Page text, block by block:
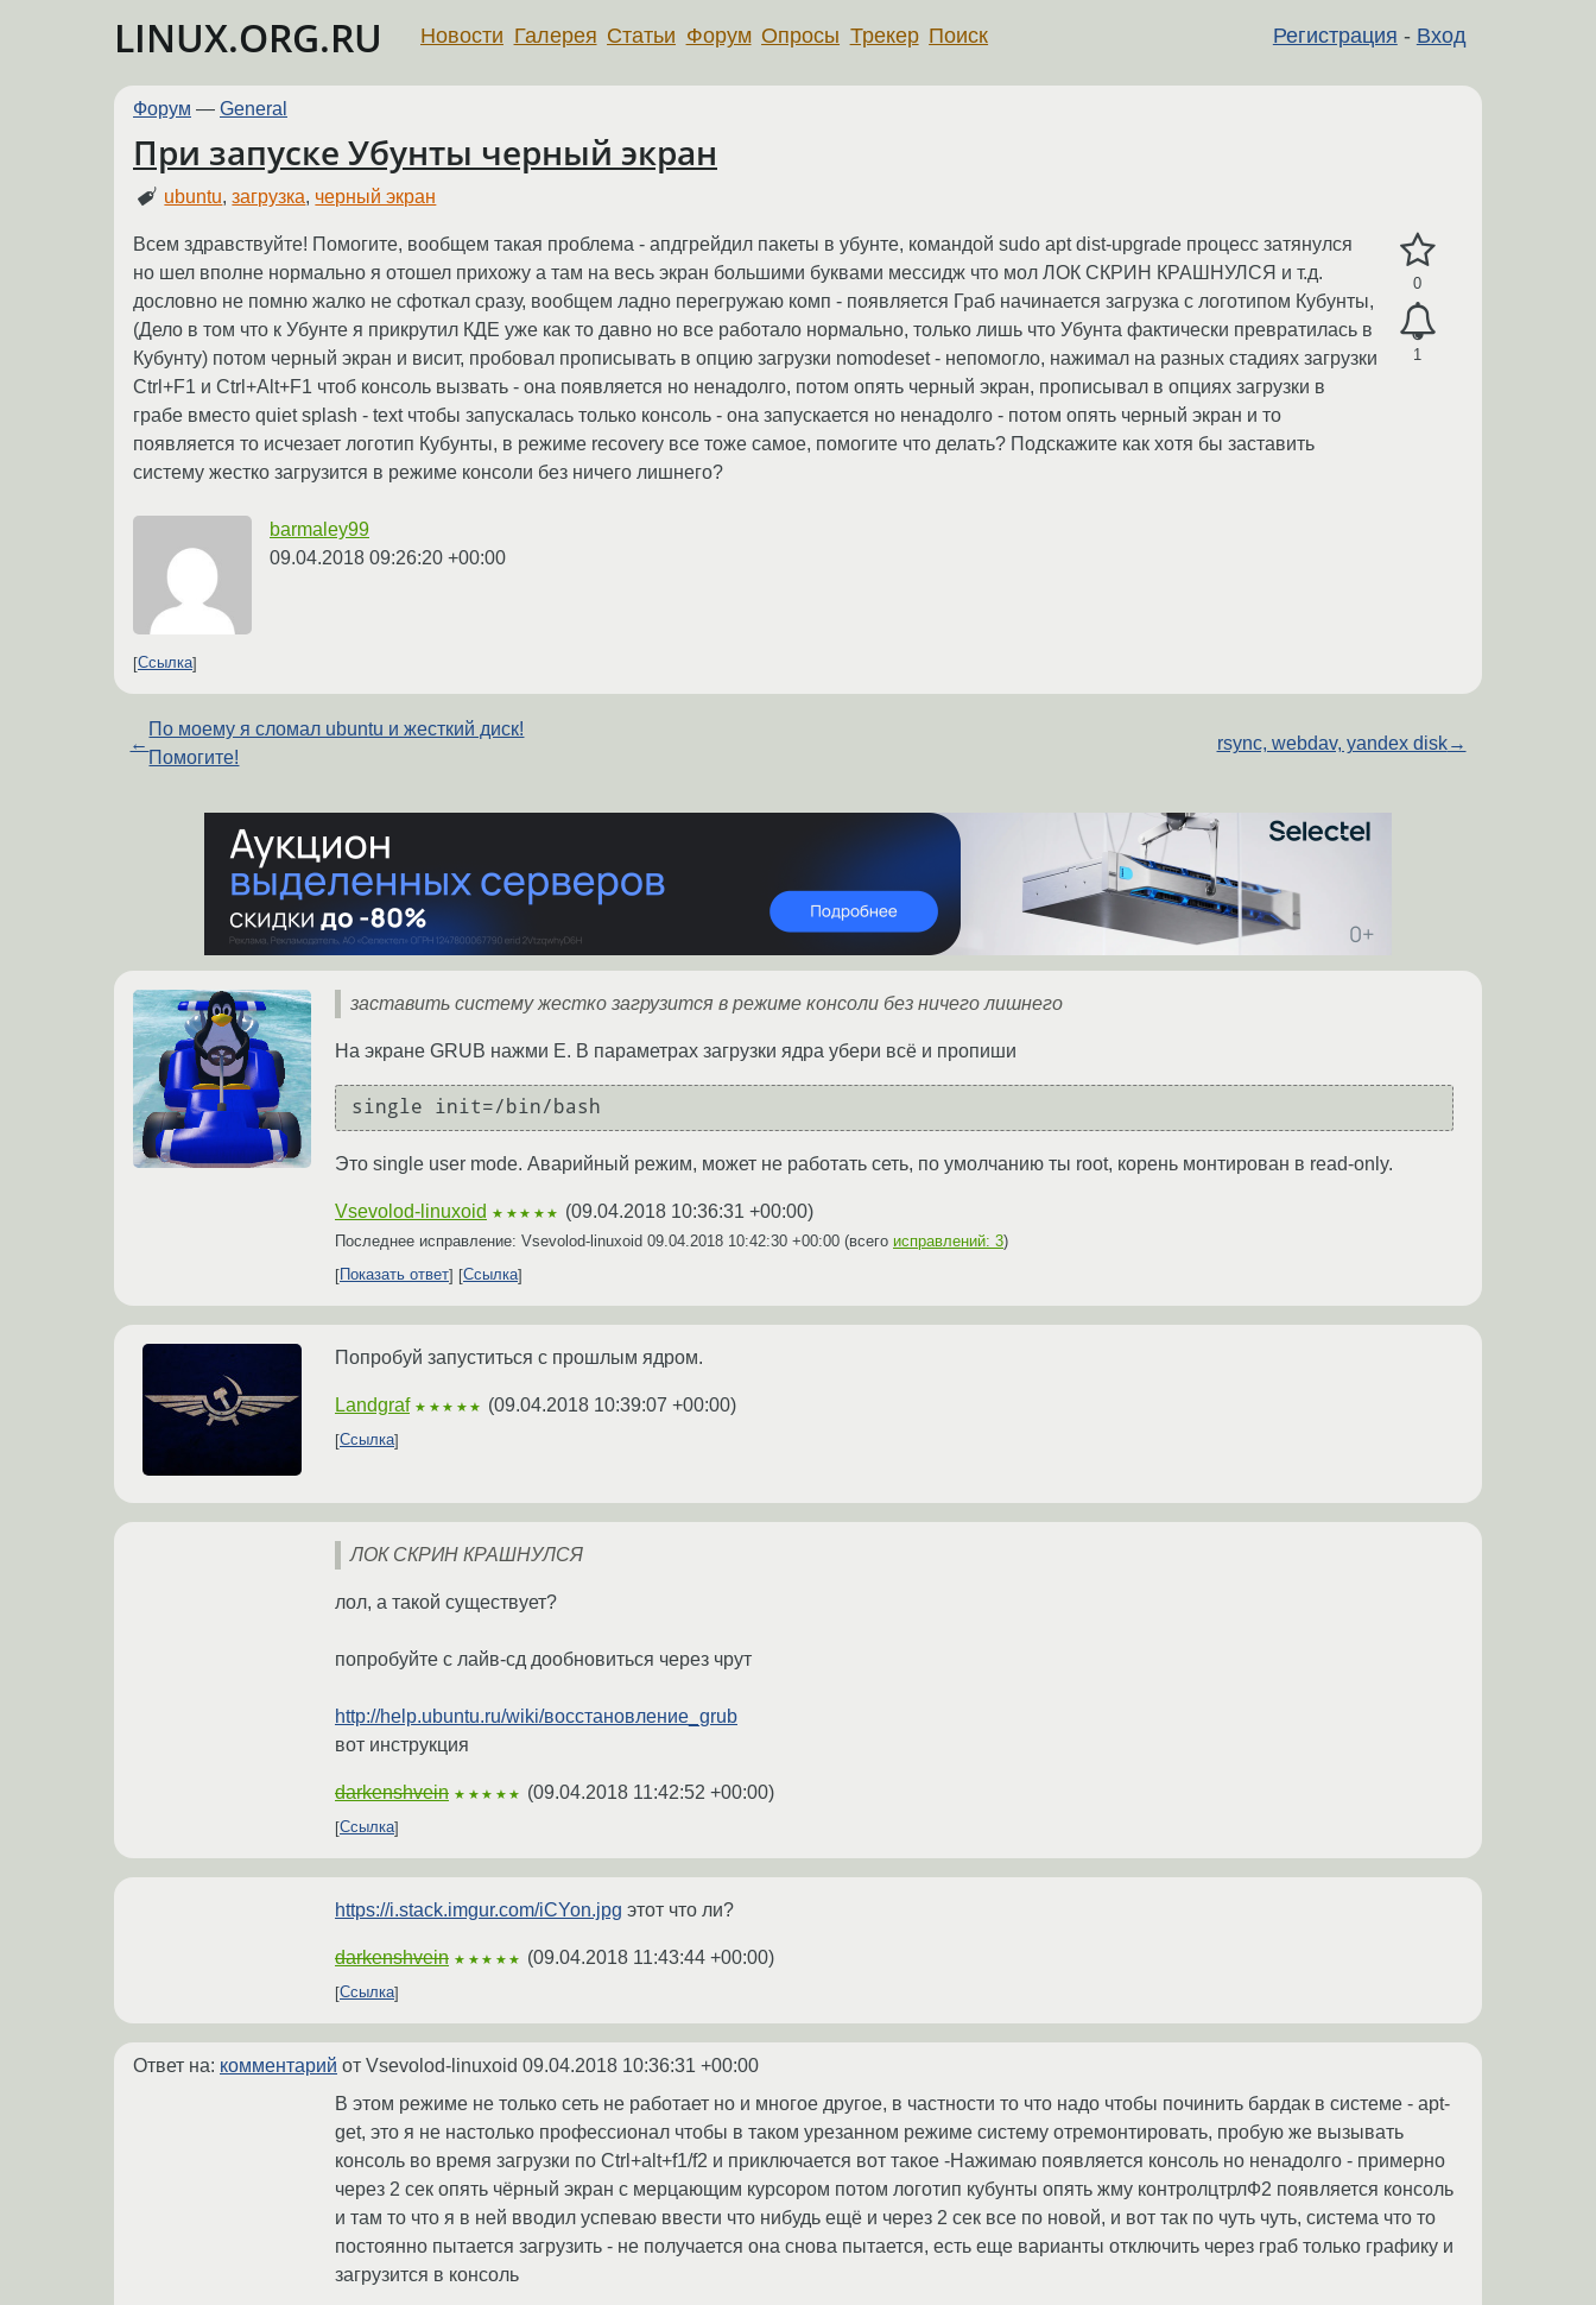
LINUX.ORG.RU Регистрация - Вход
Новости Галерея Статьи Форум Опросы Трекер Поиск
Форум — General
При запуске Убунты черный экран
ubuntu,загрузка, черный экран
0
1
Всем здравствуйте! Помогите, вообщем такая проблема - апдгрейдил пакеты в убунте, командой sudo apt dist-upgrade процесс затянулся
но шел вполне нормально я отошел прихожу а там на весь экран большими буквами мессидж что мол ЛОК СКРИН КРАШНУЛСЯ и т.д.
дословно не помню жалко не сфоткал сразу, вообщем ладно перегружаю комп - появляется Граб начинается загрузка с логотипом Кубунты,
(Дело в том что к Убунте я прикрутил КДЕ уже как то давно но все работало нормально, только лишь что Убунта фактически превратилась в
Кубунту) потом черный экран и висит, пробовал прописывать в опцию загрузки nomodeset - непомогло, нажимал на разных стадиях загрузки
Ctrl+F1 и Ctrl+Alt+F1 чтоб консоль вызвать - она появляется но ненадолго, потом опять черный экран, прописывал в опциях загрузки в
грабе вместо quiet splash - text чтобы запускалась только консоль - она запускается но ненадолго - потом опять черный экран и то
появляется то исчезает логотип Кубунты, в режиме recovery все тоже самое, помогите что делать? Подскажите как хотя бы заставить
систему жестко загрузится в режиме консоли без ничего лишнего?
barmaley99
09.04.2018 09:26:20 +00:00
Ссылка
←
По моему я сломал ubuntu и жесткий диск!
Помогите!
rsync, webdav, yandex disk→
заставить систему жестко загрузится в режиме консоли без ничего лишнего
На экране GRUB нажми E. В параметрах загрузки ядра убери всё и пропиши
single init=/bin/bash
Это single user mode. Аварийный режим, может не работать сеть, по умолчанию ты root, корень монтирован в read-only.
Vsevolod-linuxoid ★★★★★ (09.04.2018 10:36:31 +00:00)
Последнее исправление: Vsevolod-linuxoid 09.04.2018 10:42:30 +00:00 (всего исправлений: 3)
Показать ответ
Ссылка
Попробуй запуститься с прошлым ядром.
Landgraf ★★★★★ (09.04.2018 10:39:07 +00:00)
Ссылка
ЛОК СКРИН КРАШНУЛСЯ
лол, а такой существует?
попробуйте с лайв-сд дообновиться через чрут
http://help.ubuntu.ru/wiki/восстановление_grub
вот инструкция
darkenshvein ★★★★★ (09.04.2018 11:42:52 +00:00)
Ссылка
https://i.stack.imgur.com/iCYon.jpg этот что ли?
darkenshvein ★★★★★ (09.04.2018 11:43:44 +00:00)
Ссылка
Ответ на: комментарий от Vsevolod-linuxoid 09.04.2018 10:36:31 +00:00
В этом режиме не только сеть не работает но и многое другое, в частности то что надо чтобы починить бардак в системе - apt-
get, это я не настолько профессионал чтобы в таком урезанном режиме систему отремонтировать, пробую же вызывать
консоль во время загрузки по Ctrl+alt+f1/f2 и приключается вот такое -Нажимаю появляется консоль но ненадолго - примерно
через 2 сек опять чёрный экран с мерцающим курсором потом логотип кубунты опять жму контролцтрлФ2 появляется консоль
и там то что я в ней вводил успеваю ввести что нибудь ещё и через 2 сек все по новой, и вот так по чуть чуть, система что то
постоянно пытается загрузить - не получается она снова пытается, есть еще варианты отключить через граб только графику и
загрузится в консоль